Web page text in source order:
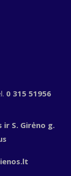
0 315 51956
ir S. Girėno g.